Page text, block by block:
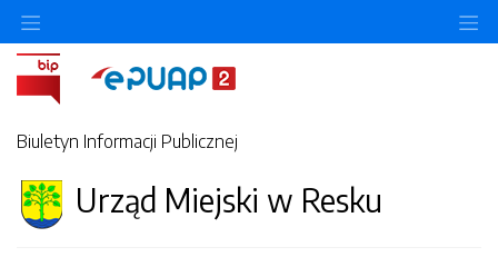
Biuletyn Informacji Publicznej
Urząd Miejski w Resku